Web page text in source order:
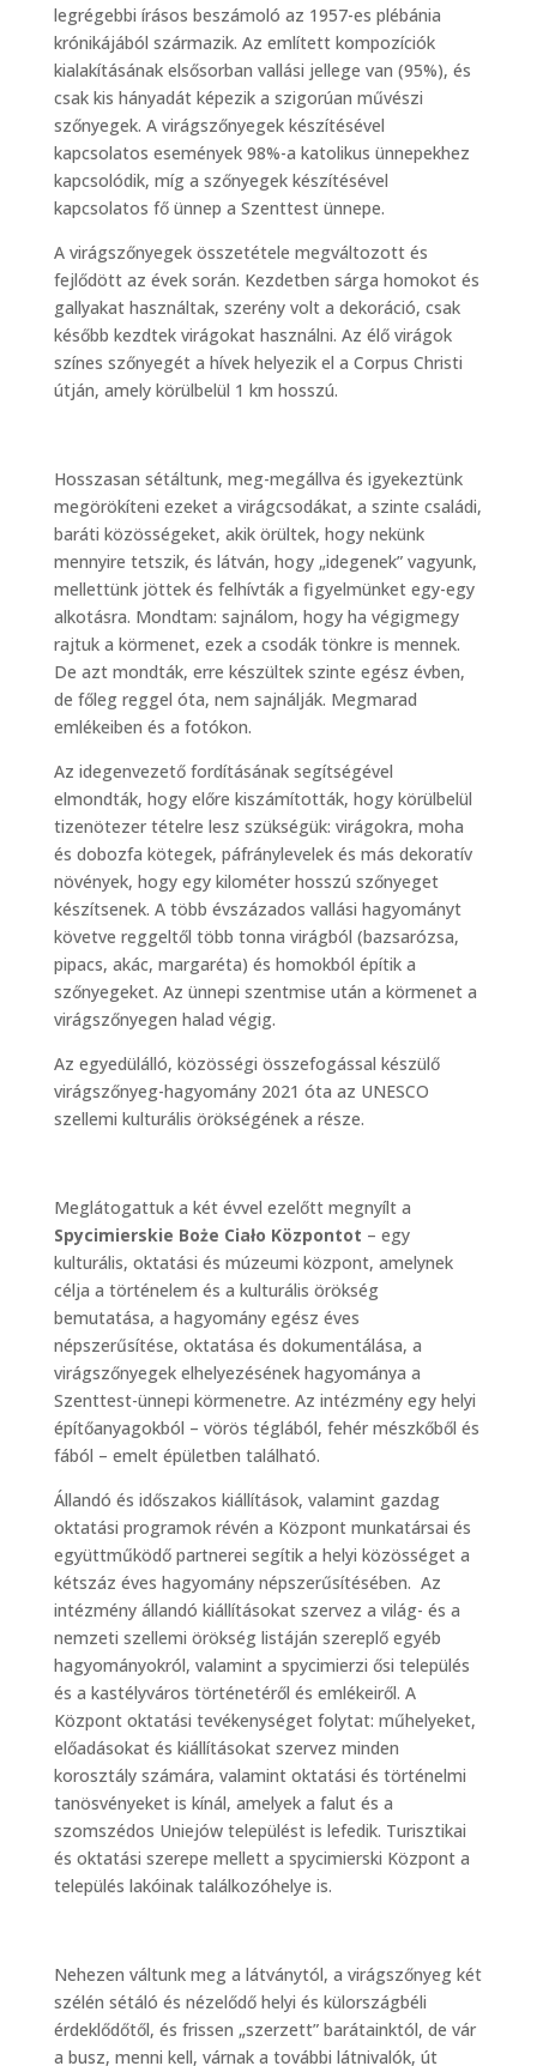
legrégebbi írásos beszámoló az 1957-es plébánia
krónikájából származik. Az említett kompozíciók
kialakításának elsősorban vallási jellege van (95%), és
csak kis hányadát képezik a szigorúan művészi
szőnyegek. A virágszőnyegek készítésével
kapcsolatos események 98%-a katolikus ünnepekhez
kapcsolódik, míg a szőnyegek készítésével
kapcsolatos fő ünnep a Szenttest ünnepe.
A virágszőnyegek összetétele megváltozott és
fejlődött az évek során. Kezdetben sárga homokot és
gallyakat használtak, szerény volt a dekoráció, csak
később kezdtek virágokat használni. Az élő virágok
színes szőnyegét a hívek helyezik el a Corpus Christi
útján, amely körülbelül 1 km hosszú.
Hosszasan sétáltunk, meg-megállva és igyekeztünk
megörökíteni ezeket a virágcsodákat, a szinte családi,
baráti közösségeket, akik örültek, hogy nekünk
mennyire tetszik, és látván, hogy „idegenek” vagyunk,
mellettünk jöttek és felhívták a figyelmünket egy-egy
alkotásra. Mondtam: sajnálom, hogy ha végigmegy
rajtuk a körmenet, ezek a csodák tönkre is mennek.
De azt mondták, erre készültek szinte egész évben,
de főleg reggel óta, nem sajnálják. Megmarad
emlékeiben és a fotókon.
Az idegenvezető fordításának segítségével
elmondták, hogy előre kiszámították, hogy körülbelül
tizenötezer tételre lesz szükségük: virágokra, moha
és dobozfa kötegek, páfránylevelek és más dekoratív
növények, hogy egy kilométer hosszú szőnyeget
készítsenek. A több évszázados vallási hagyományt
követve reggeltől több tonna virágból (bazsarózsa,
pipacs, akác, margaréta) és homokból építik a
szőnyegeket. Az ünnepi szentmise után a körmenet a
virágszőnyegen halad végig.
Az egyedülálló, közösségi összefogással készülő
virágszőnyeg-hagyomány 2021 óta az UNESCO
szellemi kulturális örökségének a része.
Meglátogattuk a két évvel ezelőtt megnyílt a
Spycimierskie Boże Ciało Központot – egy
kulturális, oktatási és múzeumi központ, amelynek
célja a történelem és a kulturális örökség
bemutatása, a hagyomány egész éves
népszerűsítése, oktatása és dokumentálása, a
virágszőnyegek elhelyezésének hagyománya a
Szenttest-ünnepi körmenetre. Az intézmény egy helyi
építőanyagokból – vörös téglából, fehér mészkőből és
fából – emelt épületben található.
Állandó és időszakos kiállítások, valamint gazdag
oktatási programok révén a Központ munkatársai és
együttműködő partnerei segítik a helyi közösséget a
kétszáz éves hagyomány népszerűsítésében. Az
intézmény állandó kiállításokat szervez a világ- és a
nemzeti szellemi örökség listáján szereplő egyéb
hagyományokról, valamint a spycimierzi ősi település
és a kastélyváros történetéről és emlékeiről. A
Központ oktatási tevékenységet folytat: műhelyeket,
előadásokat és kiállításokat szervez minden
korosztály számára, valamint oktatási és történelmi
tanösvényeket is kínál, amelyek a falut és a
szomszédos Uniejów települést is lefedik. Turisztikai
és oktatási szerepe mellett a spycimierski Központ a
település lakóinak találkozóhelye is.
Nehezen váltunk meg a látványtól, a virágszőnyeg két
szélén sétáló és nézelődő helyi és külországbéli
érdeklődőtől, és frissen „szerzett” barátainktól, de vár
a busz, menni kell, várnak a további látnivalók, út